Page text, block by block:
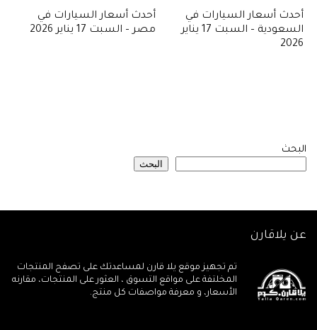
أحدث أسعار السيارات في
السعودية – السبت 17 يناير
2026
أحدث أسعار السيارات في
مصر – السبت 17 يناير 2026
البحث
البحث
عن يلاقارن
تم تجهيز موقع يلا قارن لمساعدتك على تصفح المنتجات
المخلتفة على مواقع التسوق ، العثور على المنتجات، مقارنه
الأسعار، و معرفة مواصفات كل منتج.